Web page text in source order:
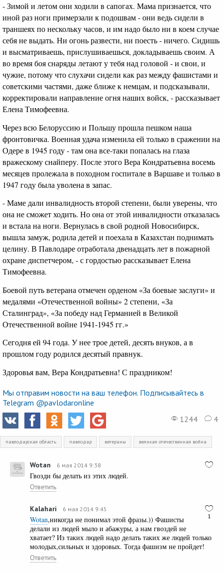
- Зимой и летом они ходили в сапогах. Мама признается, что
иной раз ноги примерзали к подошвам - они ведь сидели в
траншеях по нескольку часов, и им надо было ни в коем случае
себя не выдать. Ни огонь развести, ни поесть - ничего. Сидишь
и высматриваешь, прислушиваешься, докладываешь своим. А
во время боя снаряды летают у тебя над головой - и свои, и
чужие, потому что слухачи сидели как раз между фашистами и
советскими частями, даже ближе к немцам, и подсказывали,
корректировали направление огня наших войск, - рассказывает
Елена Тимофеевна.
Через всю Белоруссию и Польшу прошла пешком наша
фронтовичка. Военная удача изменила ей только в сражении на
Одере в 1945 году - там она все-таки попалась на глаза
вражескому снайперу. После этого Вера Кондратьевна восемь
месяцев пролежала в походном госпитале в Варшаве и только в
1947 году была уволена в запас.
- Маме дали инвалидность второй степени, были уверены, что
она не сможет ходить. Но она от этой инвалидности отказалась
и встала на ноги. Вернулась в свой родной Новосибирск,
вышла замуж, родила детей и поехала в Казахстан поднимать
целину. В Павлодаре отработала двенадцать лет в пожарной
охране диспетчером, - с гордостью рассказывает Елена
Тимофеевна.
Боевой путь ветерана отмечен орденом «За боевые заслуги» и
медалями «Отечественной войны» 2 степени, «За
Сталинград», «За победу над Германией в Великой
Отечественной войне 1941-1945 гг.»
Сегодня ей 94 года. У нее трое детей, десять внуков, а в
прошлом году родился десятый правнук.
Здоровья вам, Вера Кондратьевна! С праздником!
Мы отправим новости на ваш телефон. Подписывайтесь в
Telegram @pavlodaronline
1244
4
павлодарская область павлодар ветераны великая отечественная война
Wotan 6 мая 2014 9:38
Гвозди бы делать из этих людей.
Ответить
1
Kalahari 6 мая 2014 9:45
Wotan,никогда не понимал этой фразы.)) Фашисты
делали из людей мыло и абажуры, а нам гвоздей не
хватает? Из таких людей надо делать таких же людей только
молодых,сильных и здоровых. Тогда фашизм не пройдет!
Ответить